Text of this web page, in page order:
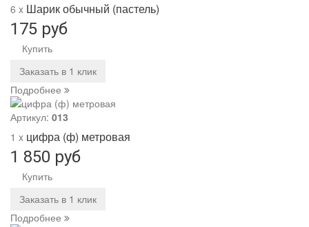
6 x Шарик обычный (пастель)
175 руб
Купить
Заказать в 1 клик
Подробнее
Артикул: 013
1 x цифра (ф) метровая
1 850 руб
Купить
Заказать в 1 клик
Подробнее